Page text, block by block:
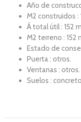
Año de
M2 construidos :
Á total útil : 152 m
M2 terreno : 152
Estado de
Puerta : otros.
Ventanas : otros.
Suelos :